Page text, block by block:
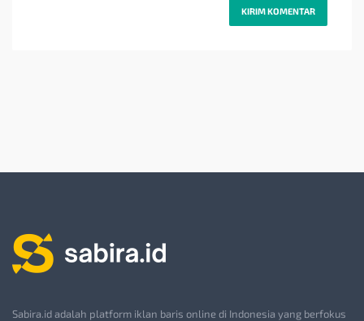
Sabira.id adalah platform iklan baris online di Indonesia yang berfokus